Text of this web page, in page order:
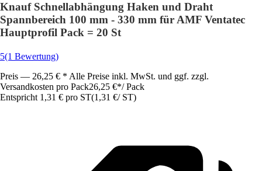
Knauf Schnellabhängung Haken und Draht
Spannbereich 100 mm - 330 mm für AMF Ventatec
Hauptprofil Pack = 20 St
5(1 Bewertung)
Preis — 26,25 € * Alle Preise inkl. MwSt. und ggf. zzgl.
Versandkosten pro Pack26,25 €*/ Pack
Entspricht 1,31 € pro ST(1,31 €/ ST)